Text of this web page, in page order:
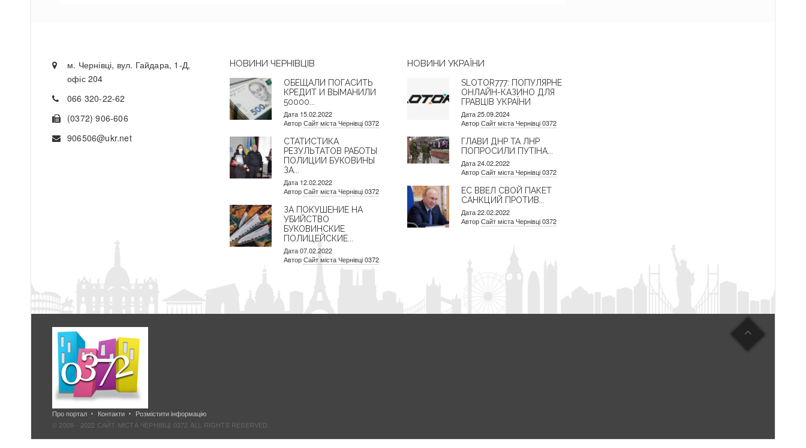
м. Чернівці, вул. Гайдара, 1-Д,
офіс 204
066 320-22-62
(0372) 906-606
906506@ukr.net
НОВИНИ ЧЕРНІВЦІВ
ОБЕЩАЛИ ПОГАСИТЬ
КРЕДИТ И ВЫМАНИЛИ
50000...
Дата 15.02.2022
АвторСайт міста Чернівці 0372
СТАТИСТИКА
РЕЗУЛЬТАТОВ РАБОТЫ
ПОЛИЦИИ БУКОВИНЫ
ЗА...
Дата 12.02.2022
АвторСайт міста Чернівці 0372
ЗА ПОКУШЕНИЕ НА
УБИЙСТВО
БУКОВИНСКИЕ
ПОЛИЦЕЙСКИЕ...
Дата 07.02.2022
АвторСайт міста Чернівці 0372
НОВИНИ УКРАЇНИ
SLOTOR777: ПОПУЛЯРНЕ
ОНЛАЙН-КАЗИНО ДЛЯ
ГРАВЦІВ УКРАЇНИ
Дата 25.09.2024
АвторСайт міста Чернівці 0372
ГЛАВИ ДНР ТА ЛНР
ПОПРОСИЛИ ПУТІНА...
Дата 24.02.2022
АвторСайт міста Чернівці 0372
ЕС ВВЕЛ СВОЙ ПАКЕТ
САНКЦИЙ ПРОТИВ...
Дата 22.02.2022
АвторСайт міста Чернівці 0372
Про портал Контакти
Розмістити інформацію
© 2009 - 2022 САЙТ МІСТА ЧЕРНІВЦІ 0372 ALL RIGHTS RESERVED.